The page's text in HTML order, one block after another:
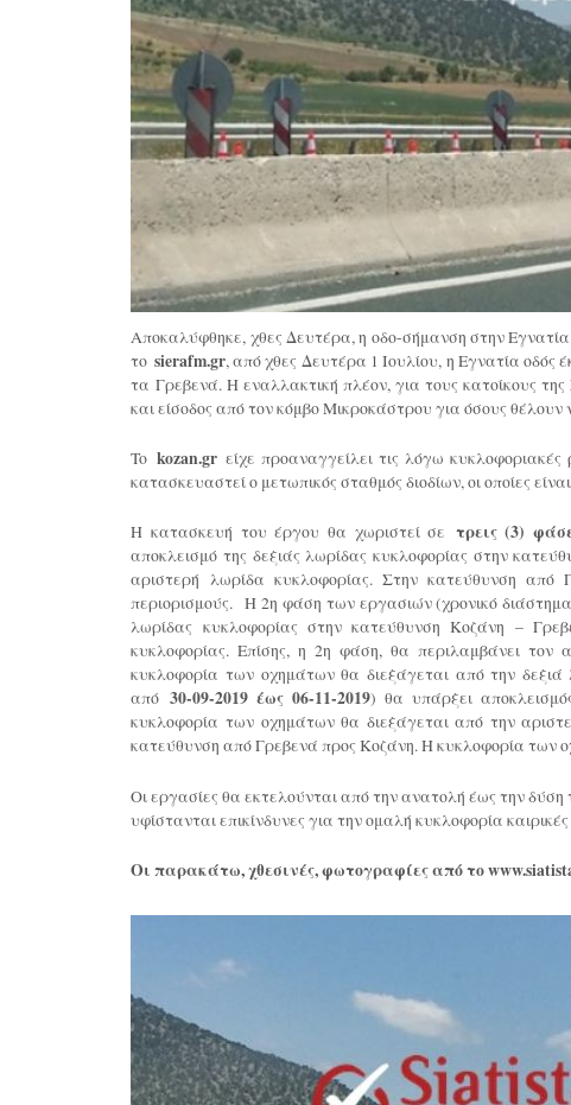
Aποκαλύφθηκε, χθες Δευτέρα, η οδο-σήμανση στην
το sierafm.gr, από χθες Δευτέρα 1 Ιουλίου, η Εγνατία οδός
τα Γρεβενά. Η εναλλακτική πλέον, για τους κατοίκους
και είσοδος από τον κόμβο Μικροκάστρου για όσους
To kozan.grείχε προαναγγείλει τις λόγω
κατασκευαστεί ο μετωπικός σταθμός διοδίων, οι οποίες
H κατασκευή του έργου θα χωριστεί σε τρεις (3)
αποκλεισμό της δεξιάς λωρίδας κυκλοφορίας στην
αριστερή λωρίδα κυκλοφορίας. Στην κατεύθυνση
περιορισμούς. Η 2η φάση των εργασιών (χρονικό
λωρίδας κυκλοφορίας στην κατεύθυνση Κοζάνη –
κυκλοφορίας. Επίσης, η 2η φάση, θα περιλαμβάνει
κυκλοφορία των οχημάτων θα διεξάγεται από την
από30-09-2019 έως 06-11-2019) θα υπάρξει
κυκλοφορία των οχημάτων θα διεξάγεται από την
κατεύθυνση από Γρεβενά προς Κοζάνη. Η κυκλοφορία των
Οι εργασίες θα εκτελούνται από την ανατολή έως την
υφίστανται επικίνδυνες για την ομαλή κυκλοφορία
Οι παρακάτω, χθεσινές, φωτογραφίες από το